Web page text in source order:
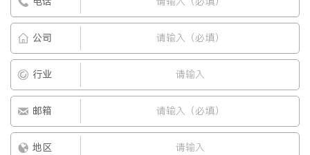
公司
行业
邮箱
地区